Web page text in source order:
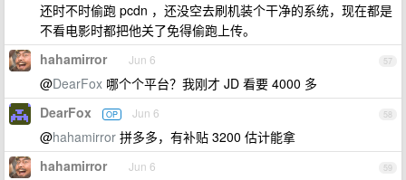
还时不时偷跑 pcdn ，还没空去刷机装个干净的系统，现在都是
不看电影时都把他关了免得偷跑上传。
57
hahamirror Jun 6
@DearFox 哪个个平台？我刚才 JD 看要 4000 多
58
DearFox OP Jun 6
@hahamirror 拼多多，有补贴 3200 估计能拿
59
hahamirror Jun 6